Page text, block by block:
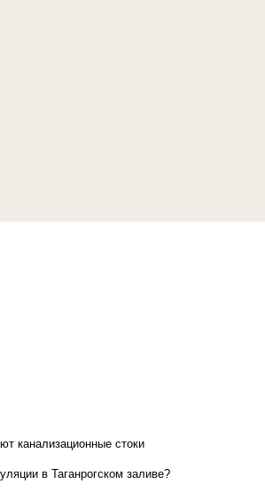
канализационные стоки
в Таганрогском заливе?